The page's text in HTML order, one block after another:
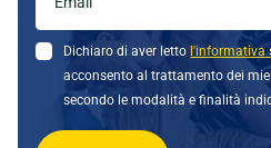
Dichiaro di aver letto
acconsento al trattamento dei
secondo le modalità e finalità